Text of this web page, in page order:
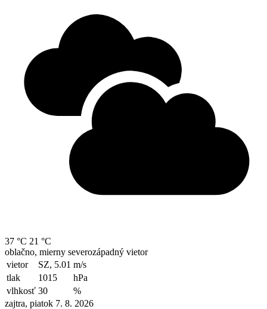
37 °C 21 °C
oblačno, mierny severozápadný vietor
vietor
SZ, 5.01 m/s
tlak
1015
hPa
vlhkosť 30
%
zajtra, piatok 7. 8. 2026